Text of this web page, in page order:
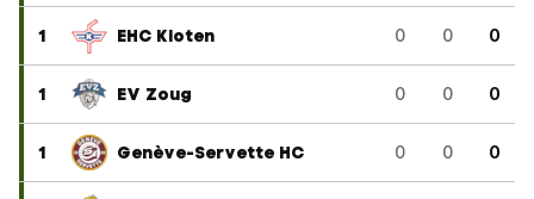
1 EHC Kloten 0 0 0
1 EV Zoug 0 0 0
1 Genève-Servette HC 0 0 0